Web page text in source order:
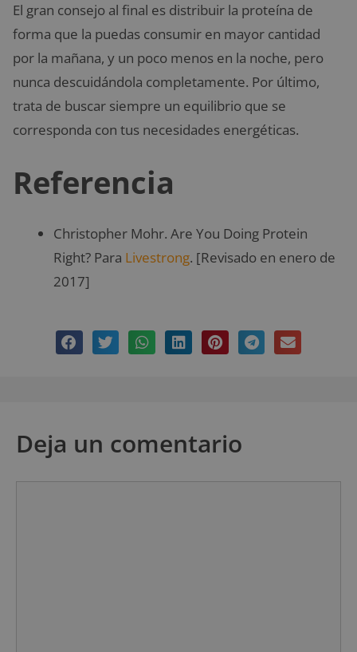
El gran consejo al final es distribuir la proteína de
forma que la puedas consumir en mayor cantidad
por la mañana, y un poco menos en la noche, pero
nunca descuidándola completamente. Por último,
trata de buscar siempre un equilibrio que se
corresponda con tus necesidades energéticas.
Referencia
Christopher Mohr. Are You Doing Protein
Right? Para Livestrong. [Revisado en enero de
2017]
Deja un comentario